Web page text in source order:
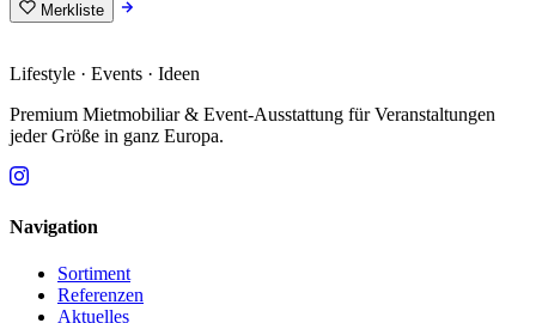
Merkliste
Lifestyle · Events · Ideen
Premium Mietmobiliar & Event-Ausstattung für Veranstaltungen
jeder Größe in ganz Europa.
Navigation
Sortiment
Referenzen
Aktuelles